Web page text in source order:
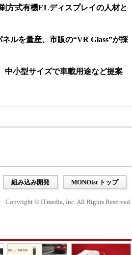
方式有機ELディスプレイの人材と
ルを量産、市販の“VR Glass”が採
小型サイズで車載用途など提案
組み込み開発 MONOist トップ
Copyright © ITmedia, Inc. All Rights Reserved.